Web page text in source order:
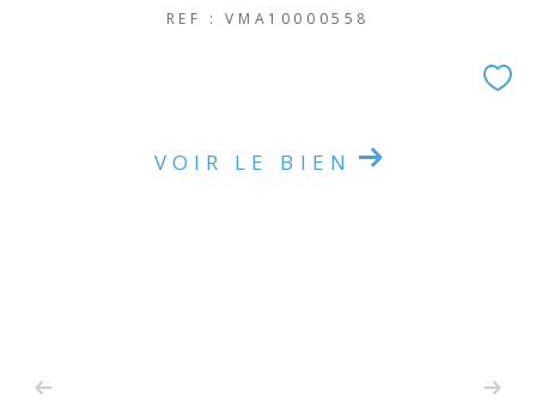
REF : VMA10000558
VOIR LE BIEN